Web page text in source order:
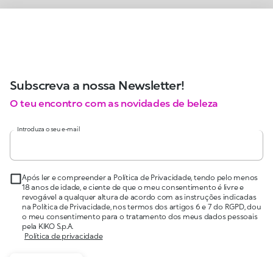
Subscreva a nossa Newsletter!
O teu encontro com as novidades de beleza
Introduza o seu e-mail
Após ler e compreender a Política de Privacidade, tendo pelo menos
18 anos de idade, e ciente de que o meu consentimento é livre e
revogável a qualquer altura de acordo com as instruções indicadas
na Política de Privacidade, nos termos dos artigos 6 e 7 do RGPD, dou
o meu consentimento para o tratamento dos meus dados pessoais
pela KIKO S.p.A.
Política de privacidade